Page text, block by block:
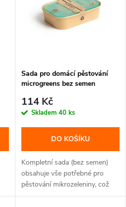
Sada pro domácí pěstování
microgreens bez semen
114 Kč
Skladem 40 ks
DO KOŠÍKU
Kompletní sada (bez semen)
obsahuje vše potřebné pro
pěstování mikrozeleniny, což
jsou...